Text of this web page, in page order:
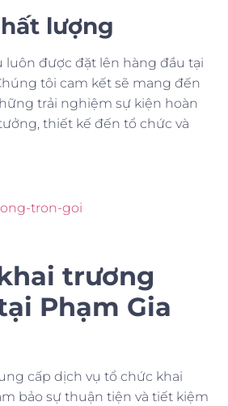
lượng
luôn được đặt lên hàng đầu tại
tôi cam kết sẽ mang đến
trải nghiệm sự kiện hoàn
thiết kế đến tổ chức và
trương
Phạm Gia
cấp dịch vụ tổ chức khai
bảo sự thuận tiện và tiết kiệm